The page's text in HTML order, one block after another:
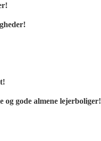
og gode almene lejerboliger!